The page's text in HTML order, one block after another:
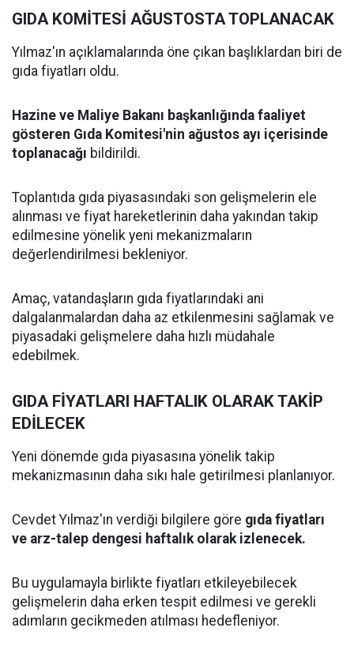
GIDA KOMİTESİ AĞUSTOSTA TOPLANACAK
Yılmaz'ın açıklamalarında öne çıkan başlıklardan biri de
gıda fiyatları oldu.
Hazine ve Maliye Bakanı başkanlığında faaliyet
gösteren Gıda Komitesi'nin ağustos ayı içerisinde
toplanacağı bildirildi.
Toplantıda gıda piyasasındaki son gelişmelerin ele
alınması ve fiyat hareketlerinin daha yakından takip
edilmesine yönelik yeni mekanizmaların
değerlendirilmesi bekleniyor.
Amaç, vatandaşların gıda fiyatlarındaki ani
dalgalanmalardan daha az etkilenmesini sağlamak ve
piyasadaki gelişmelere daha hızlı müdahale
edebilmek.
GIDA FİYATLARI HAFTALIK OLARAK TAKİP
EDİLECEK
Yeni dönemde gıda piyasasına yönelik takip
mekanizmasının daha sıkı hale getirilmesi planlanıyor.
Cevdet Yılmaz'ın verdiği bilgilere göre gıda fiyatları
ve arz-talep dengesi haftalık olarak izlenecek.
Bu uygulamayla birlikte fiyatları etkileyebilecek
gelişmelerin daha erken tespit edilmesi ve gerekli
adımların gecikmeden atılması hedefleniyor.